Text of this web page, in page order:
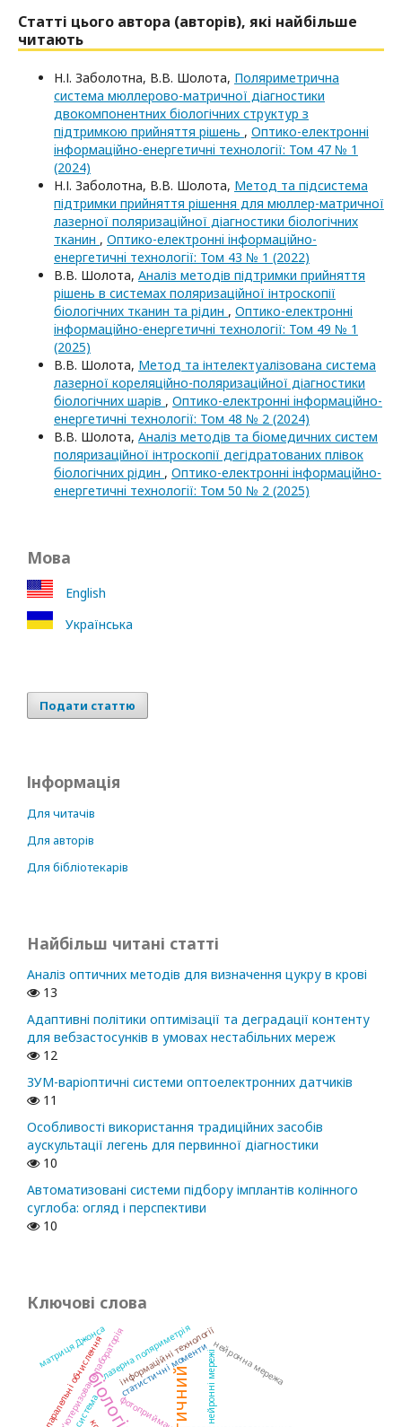
Статті цього автора (авторів), які найбільше
читають
Н.І. Заболотна, В.В. Шолота, Поляриметрична
система мюллерово-матричної діагностики
двокомпонентних біологічних структур з
підтримкою прийняття рішень , Оптико-електроннi
iнформацiйно-енергетичнi технологiї: Том 47 № 1
(2024)
Н.І. Заболотна, В.В. Шолота, Метод та підсистема
підтримки прийняття рішення для мюллер-матричної
лазерної поляризаційної діагностики біологічних
тканин , Оптико-електроннi iнформацiйно-
енергетичнi технологiї: Том 43 № 1 (2022)
В.В. Шолота, Аналіз методів підтримки прийняття
рішень в системах поляризаційної інтроскопії
біологічних тканин та рідин , Оптико-електроннi
iнформацiйно-енергетичнi технологiї: Том 49 № 1
(2025)
В.В. Шолота, Метод та інтелектуалізована система
лазерної кореляційно-поляризаційної діагностики
біологічних шарів , Оптико-електроннi iнформацiйно-
енергетичнi технологiї: Том 48 № 2 (2024)
В.В. Шолота, Аналіз методів та біомедичних систем
поляризаційної інтроскопії дегідратованих плівок
біологічних рідин , Оптико-електроннi iнформацiйно-
енергетичнi технологiї: Том 50 № 2 (2025)
Мова
English
Українська
Подати статтю
Інформація
Для читачів
Для авторів
Для бібліотекарів
Найбільш читані статті
Аналіз оптичних методів для визначення цукру в крові
13
Адаптивні політики оптимізації та деградації контенту
для вебзастосунків в умовах нестабільних мереж
12
ЗУМ-варіоптичні системи оптоелектронних датчиків
11
Особливості використання традиційних засобів
аускультації легень для первинної діагностики
10
Автоматизовані системи підбору імплантів колінного
суглоба: огляд і перспективи
10
Ключові слова
фотоприймач
комп’ютеризована лабораторіястатистичні моментинейронні мережі
паралельні обчисленняінформаційні технології
матриця Джонсалазерна поляриметрія нейронна мережа